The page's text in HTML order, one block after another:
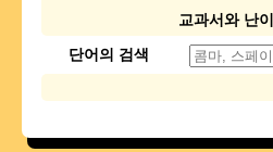
교과서와 난
단어의 검색